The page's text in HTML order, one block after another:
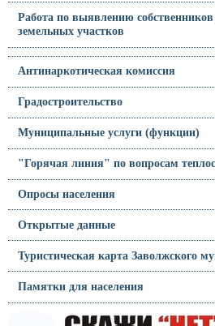
Работа по выявлению
земельных участков
Антинаркотическая комиссия
Градостроительство
Муниципальные услуги (функции)
"Горячая линия" по вопросам
Опросы населения
Открытые данные
Туристическая карта Заволжского
Памятки для населения